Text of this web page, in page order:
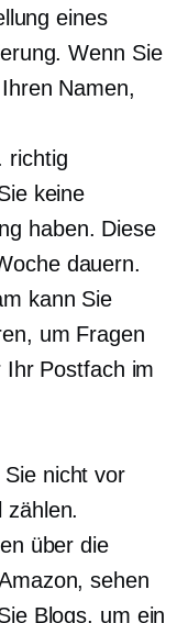
eines
Wenn Sie
Namen,
richtig
keine
haben. Diese
dauern.
kann Sie
um Fragen
Ihr Postfach im
nicht vor
zählen.
über die
sehen
Blogs, um ein